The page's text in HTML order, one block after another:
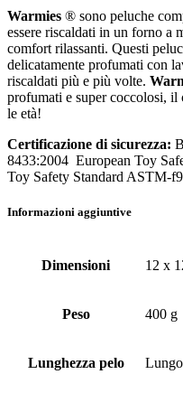
Warmies ® sono peluche
essere riscaldati in un forno a
comfort rilassanti. Questi
delicatamente profumati con
riscaldati più e più volte.
profumati e super coccolosi, il
le età!
Certificazione di sicurezza:
8433:2004 European Toy
Toy Safety Standard ASTM-
Informazioni aggiuntive
Dimensioni 12 x
Peso 400 g
Lunghezza pelo Lungo